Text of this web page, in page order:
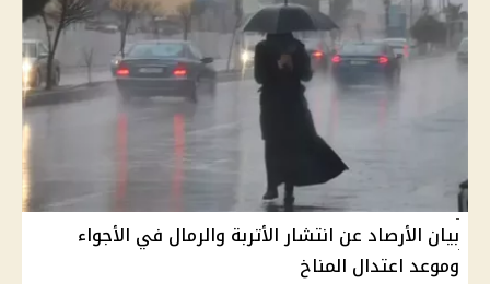
بيان الأرصاد عن انتشار الأتربة والرمال في الأجواء
وموعد اعتدال المناخ